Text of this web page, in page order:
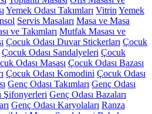
Yemek Odası Takımları Vitrin Yemek
Servis Masaları Masa ve Masa
ve Takımları Mutfak Masası ve
Çocuk Odası Duvar Stickerları Çocuk
Çocuk Odası Sandalyeleri Çocuk
Odası Masası Çocuk Odası Bazası
Çocuk Odası Komodini Çocuk Odası
Genç Odası Takımları Genç Odası
Şifonyerleri Genç Odası Bazaları
Genç Odası Karyolaları Ranza